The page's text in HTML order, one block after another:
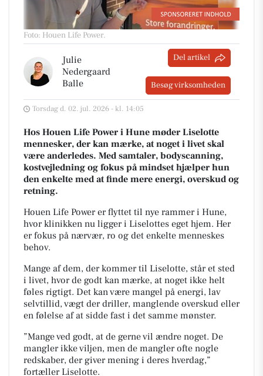
Foto: Houen Life Power.
Julie
Nedergaard
Balle
Del artikel
Besøg virksomheden
Torsdag d. 02. jul. 2026 - kl. 14:05
Hos Houen Life Power i Hune møder Liselotte
mennesker, der kan mærke, at noget i livet skal
være anderledes. Med samtaler, bodyscanning,
kostvejledning og fokus på mindset hjælper hun
den enkelte med at finde mere energi, overskud og
retning.
Houen Life Power er flyttet til nye rammer i Hune,
hvor klinikken nu ligger i Liselottes eget hjem. Her
er fokus på nærvær, ro og det enkelte menneskes
behov.
Mange af dem, der kommer til Liselotte, står et sted
i livet, hvor de godt kan mærke, at noget ikke helt
føles rigtigt. Det kan være mangel på energi, lav
selvtillid, vægt der driller, manglende overskud eller
en følelse af at sidde fast i det samme mønster.
”Mange ved godt, at de gerne vil ændre noget. De
mangler ikke viljen, men de mangler ofte nogle
redskaber, der giver mening i deres hverdag,”
fortæller Liselotte.